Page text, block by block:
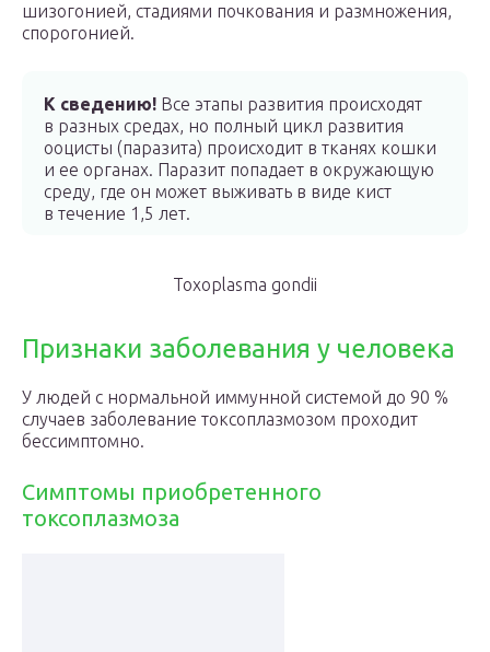
шизогонией, стадиями почкования и размножения,
спорогонией.
К сведению! Все этапы развития происходят
в разных средах, но полный цикл развития
ооцисты (паразита) происходит в тканях кошки
и ее органах. Паразит попадает в окружающую
среду, где он может выживать в виде кист
в течение 1,5 лет.
Toxoplasma gondii
Признаки заболевания у человека
У людей с нормальной иммунной системой до 90 %
случаев заболевание токсоплазмозом проходит
бессимптомно.
Симптомы приобретенного
токсоплазмоза